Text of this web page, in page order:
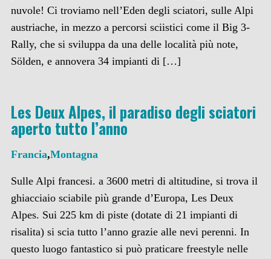
nuvole! Ci troviamo nell’Eden degli sciatori, sulle Alpi
austriache, in mezzo a percorsi sciistici come il Big 3-
Rally, che si sviluppa da una delle località più note,
Sölden, e annovera 34 impianti di […]
Les Deux Alpes, il paradiso degli sciatori
aperto tutto l’anno
Francia,Montagna
Sulle Alpi francesi. a 3600 metri di altitudine, si trova il
ghiacciaio sciabile più grande d’Europa, Les Deux
Alpes. Sui 225 km di piste (dotate di 21 impianti di
risalita) si scia tutto l’anno grazie alle nevi perenni. In
questo luogo fantastico si può praticare freestyle nelle